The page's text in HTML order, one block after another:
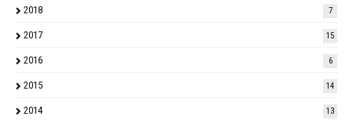
2018 7
2017 15
2016 6
2015 14
2014 13